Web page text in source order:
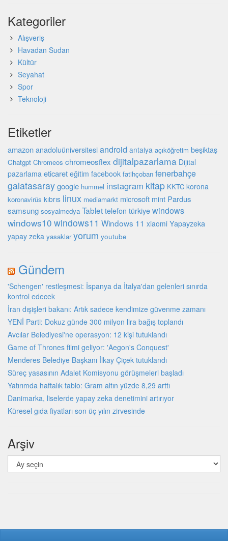
Kategoriler
Alışveriş
Havadan Sudan
Kültür
Seyahat
Spor
Teknoloji
Etiketler
amazon anadoluüniversitesi android antalya açıköğretim beşiktaş
Chatgpt Chromeos chromeosflex dijitalpazarlama Dijital
pazarlama eticaret eğitim facebook fatihçoban fenerbahçe
galatasaraygoogle hummel instagram kitap KKTC korona
koronavirüs kıbrıs linux mediamarkt microsoft mint Pardus
samsung sosyalmedya Tablet telefon türkiyewindows
windows10 windows11 Windows 11 xiaomi Yapayzeka
yapay zeka yasaklar yorum youtube
Gündem
'Schengen' restleşmesi: İspanya da İtalya'dan gelenleri sınırda
kontrol edecek
İran dışişleri bakanı: Artık sadece kendimize güvenme zamanı
YENİ Parti: Dokuz günde 300 milyon lira bağış toplandı
Avcılar Belediyesi'ne operasyon: 12 kişi tutuklandı
Game of Thrones filmi geliyor: 'Aegon's Conquest'
Menderes Belediye Başkanı İlkay Çiçek tutuklandı
Süreç yasasının Adalet Komisyonu görüşmeleri başladı
Yatırımda haftalık tablo: Gram altın yüzde 8,29 arttı
Danimarka, liselerde yapay zeka denetimini artırıyor
Küresel gıda fiyatları son üç yılın zirvesinde
Arşiv
Arşiv